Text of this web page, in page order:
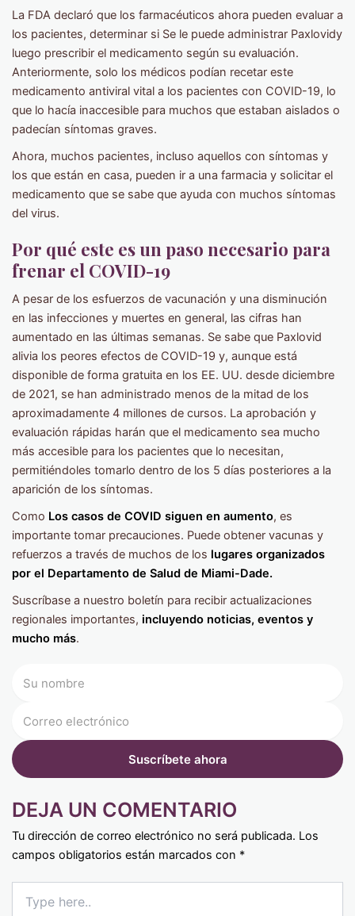
La FDA declaró que los farmacéuticos ahora pueden evaluar a
los pacientes, determinar si Se le puede administrar Paxlovidy
luego prescribir el medicamento según su evaluación.
Anteriormente, solo los médicos podían recetar este
medicamento antiviral vital a los pacientes con COVID-19, lo
que lo hacía inaccesible para muchos que estaban aislados o
padecían síntomas graves.
Ahora, muchos pacientes, incluso aquellos con síntomas y
los que están en casa, pueden ir a una farmacia y solicitar el
medicamento que se sabe que ayuda con muchos síntomas
del virus.
Por qué este es un paso necesario para
frenar el COVID-19
A pesar de los esfuerzos de vacunación y una disminución
en las infecciones y muertes en general, las cifras han
aumentado en las últimas semanas. Se sabe que Paxlovid
alivia los peores efectos de COVID-19 y, aunque está
disponible de forma gratuita en los EE. UU. desde diciembre
de 2021, se han administrado menos de la mitad de los
aproximadamente 4 millones de cursos. La aprobación y
evaluación rápidas harán que el medicamento sea mucho
más accesible para los pacientes que lo necesitan,
permitiéndoles tomarlo dentro de los 5 días posteriores a la
aparición de los síntomas.
Como Los casos de COVID siguen en aumento, es
importante tomar precauciones. Puede obtener vacunas y
refuerzos a través de muchos de los lugares organizados
por el Departamento de Salud de Miami-Dade.
Suscríbase a nuestro boletín para recibir actualizaciones
regionales importantes, incluyendo noticias, eventos y
mucho más.
DEJA UN COMENTARIO
Tu dirección de correo electrónico no será publicada. Los
campos obligatorios están marcados con *
here..